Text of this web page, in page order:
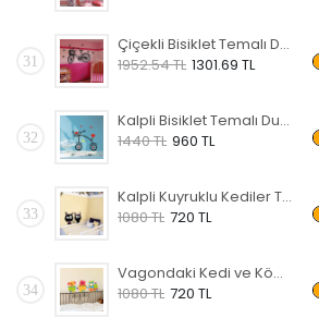
31
Çiçekli Bisiklet Temalı Duvar Sticker
1952.54 TL 1301.69 TL
32
Kalpli Bisiklet Temalı Duvar Sticker
1440 TL 960 TL
33
Kalpli Kuyruklu Kediler Temalı Duvar Sticker
1080 TL 720 TL
34
Vagondaki Kedi ve Köpek Temalı Duvar Sticker
1080 TL 720 TL